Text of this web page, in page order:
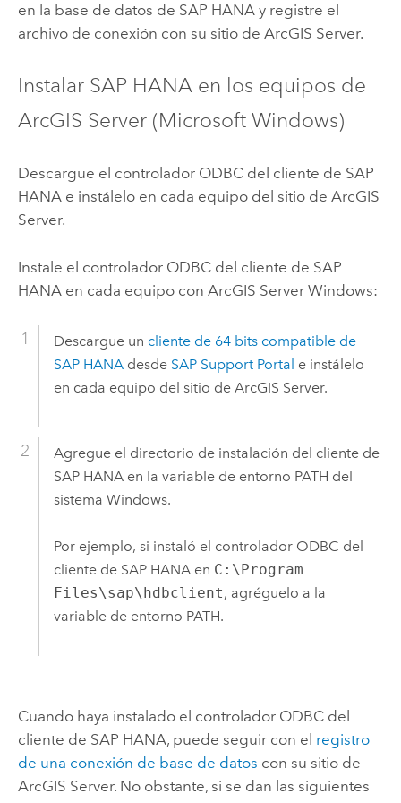
en la base de datos de SAP HANA y registre el
archivo de conexión con su sitio de ArcGIS Server.
Instalar SAP HANAen los equipos de
ArcGIS Server(Microsoft Windows)
Descargue el controlador ODBC del cliente de SAP
HANAe instálelo en cada equipo del sitio de ArcGIS
Server.
Instale el controlador ODBC del cliente de SAP
HANA en cada equipo con ArcGIS Server Windows:
Descargue un cliente de 64 bits compatible de
SAP HANA desde SAP Support Portal e instálelo
en cada equipo del sitio de ArcGIS Server.
Agregue el directorio de instalación del cliente de
SAP HANAen la variable de entorno PATH del
sistema Windows.
Por ejemplo, si instaló el controlador ODBC del
cliente de SAP HANAen C:\Program
Files\sap\hdbclient, agréguelo a la
variable de entorno PATH.
Cuando haya instalado el controlador ODBC del
cliente de SAP HANA, puede seguir con el registro
de una conexión de base de datos con su sitio de
ArcGIS Server. No obstante, si se dan las siguientes